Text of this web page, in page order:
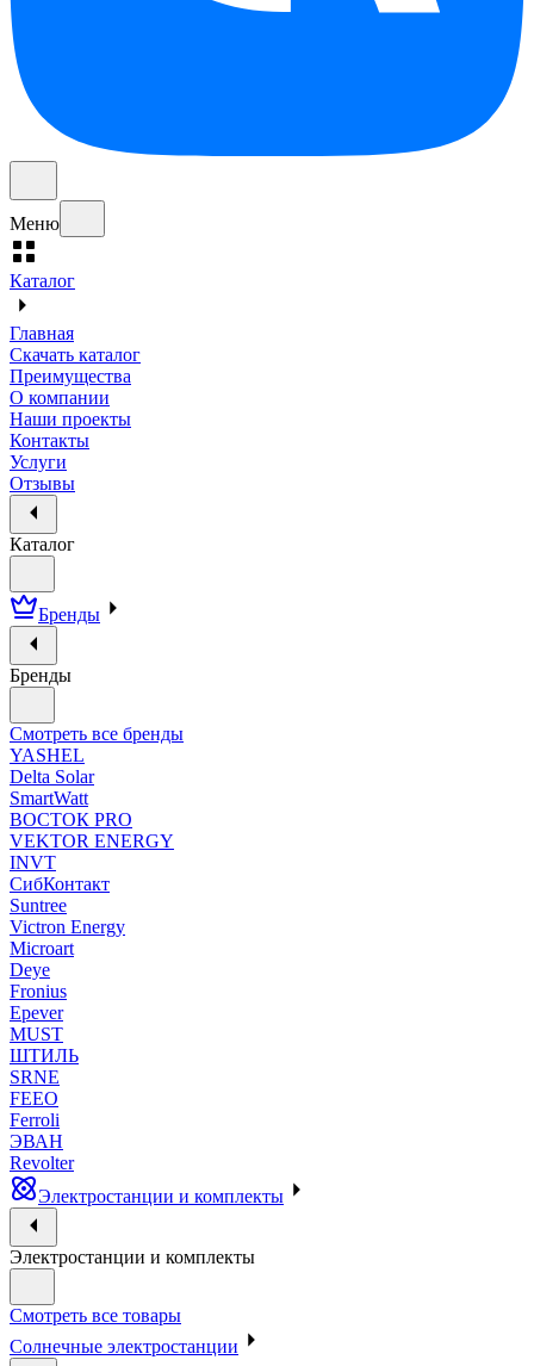
Меню
Каталог
Главная
Скачать каталог
Преимущества
О компании
Наши проекты
Контакты
Услуги
Отзывы
Каталог
Бренды
Бренды
Смотреть все бренды
YASHEL
Delta Solar
SmartWatt
ВОСТОК PRO
VEKTOR ENERGY
INVT
СибКонтакт
Suntree
Victron Energy
Microart
Deye
Fronius
Epever
MUST
ШТИЛЬ
SRNE
FEEO
Ferroli
ЭВАН
Revolter
Электростанции и комплекты
Электростанции и комплекты
Смотреть все товары
Солнечные электростанции